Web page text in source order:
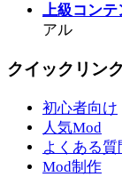
上級コン
アル
クイックリンク
初心者向け
人気Mod
よくある質
Mod制作